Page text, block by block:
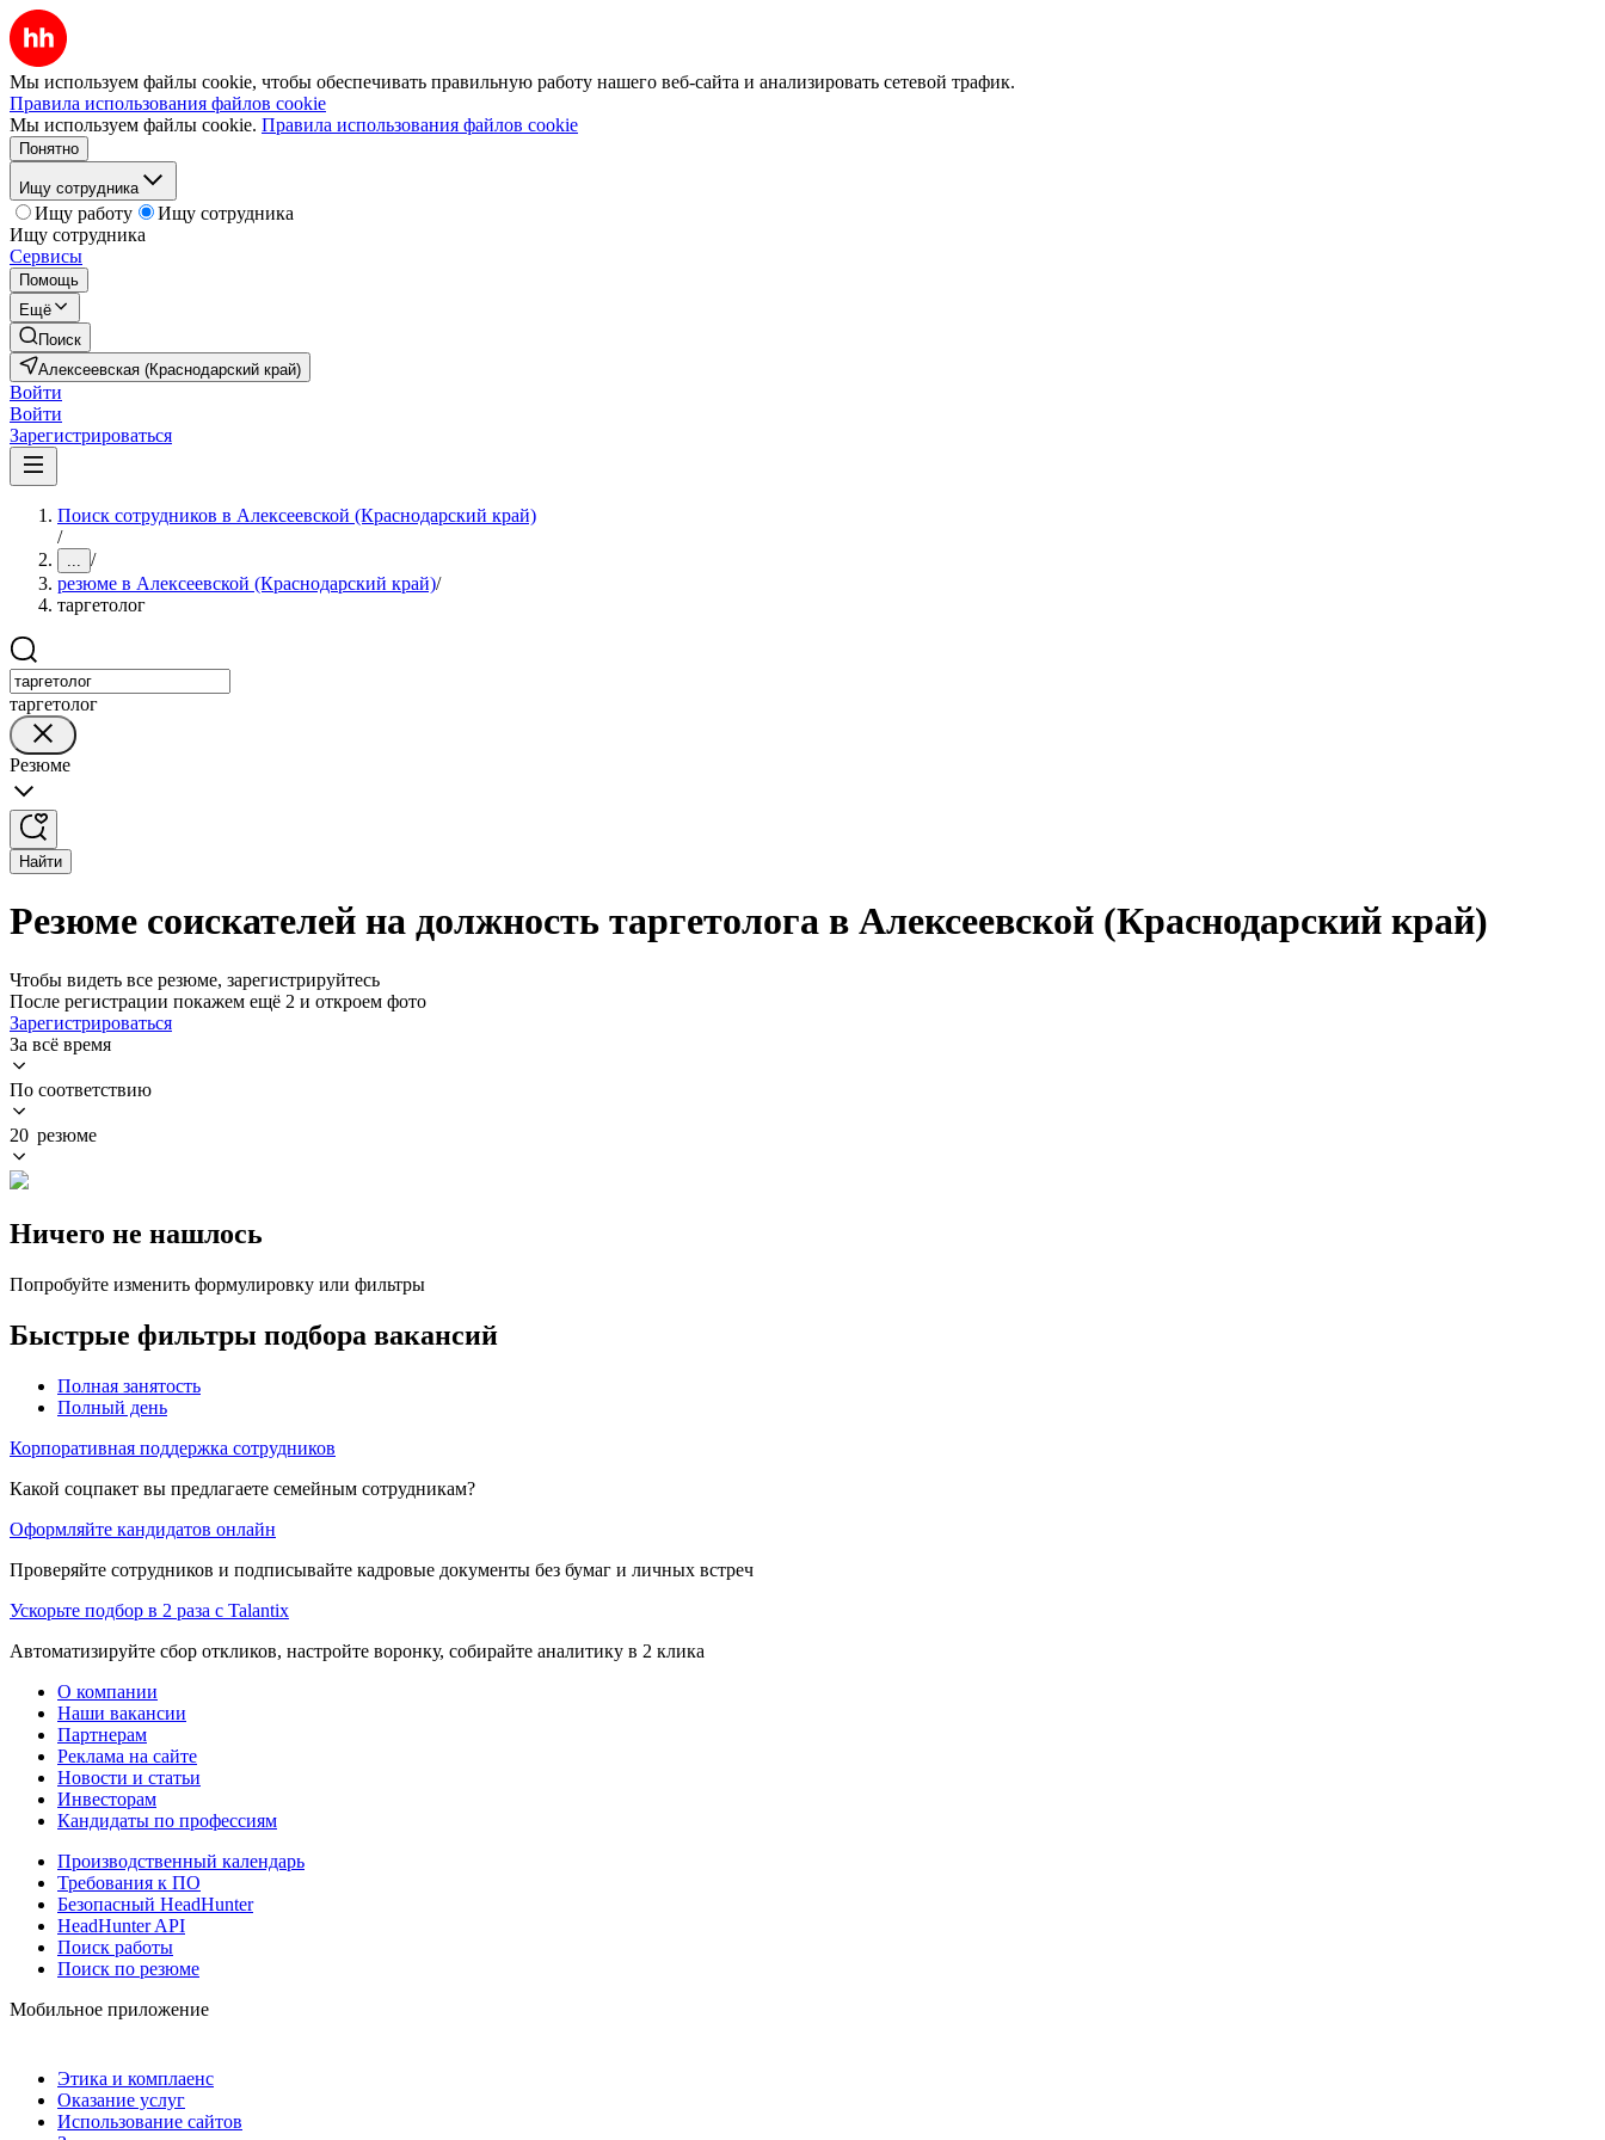
Мы используем файлы cookie, чтобы обеспечивать правильную работу нашего веб-сайта и анализировать сетевой трафик.
Правила использования файлов cookie
Мы используем файлы cookie. Правила использования файлов cookie
Понятно
Ищу сотрудника
Ищу работу
Ищу сотрудника
Ищу сотрудника
Сервисы
Помощь
Ещё
Поиск
Алексеевская (Краснодарский край)
Войти
Войти
Зарегистрироваться
Поиск сотрудников в Алексеевской (Краснодарский край)
/
... /
резюме в Алексеевской (Краснодарский край)/
таргетолог
таргетолог
Резюме
Найти
Резюме соискателей на должность таргетолога в Алексеевской (Краснодарский край)
Чтобы видеть все резюме, зарегистрируйтесь
После регистрации покажем ещё 2 и откроем фото
Зарегистрироваться
За всё время
По соответствию
20 резюме
Ничего не нашлось
Попробуйте изменить формулировку или фильтры
Быстрые фильтры подбора вакансий
Полная занятость
Полный день
Корпоративная поддержка сотрудников
Какой соцпакет вы предлагаете семейным сотрудникам?
Оформляйте кандидатов онлайн
Проверяйте сотрудников и подписывайте кадровые документы без бумаг и личных встреч
Ускорьте подбор в 2 раза с Talantix
Автоматизируйте сбор откликов, настройте воронку, собирайте аналитику в 2 клика
О компании
Наши вакансии
Партнерам
Реклама на сайте
Новости и статьи
Инвесторам
Кандидаты по профессиям
Производственный календарь
Требования к ПО
Безопасный HeadHunter
HeadHunter API
Поиск работы
Поиск по резюме
Мобильное приложение
Этика и комплаенс
Оказание услуг
Использование сайтов